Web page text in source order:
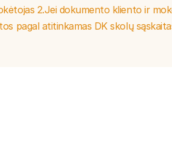
2.Jei dokumento kliento ir
pagal atitinkamas DK skolų